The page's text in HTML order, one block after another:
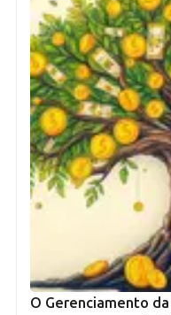
O Gerenciamento